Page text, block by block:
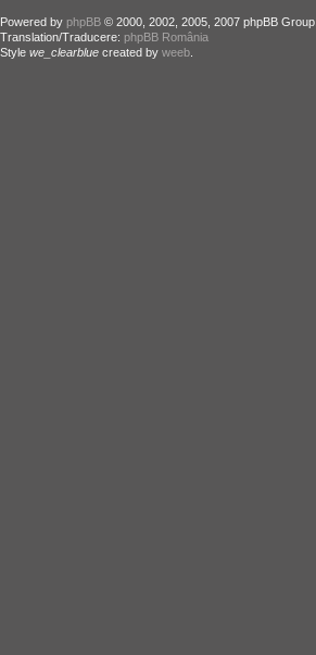
Powered by phpBB © 2000, 2002, 2005, 2007 phpBB Group.
Translation/Traducere: phpBB România
Style we_clearblue created by weeb